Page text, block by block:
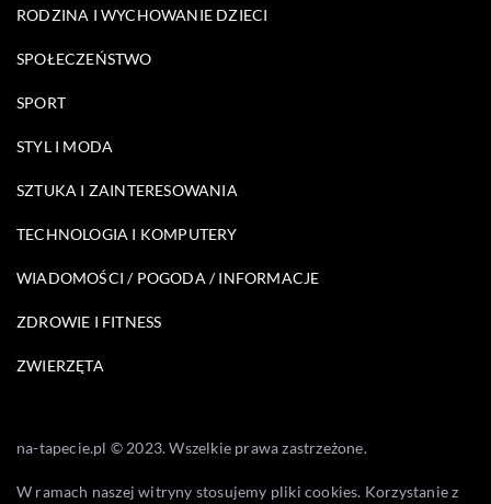
RODZINA I WYCHOWANIE DZIECI
SPOŁECZEŃSTWO
SPORT
STYL I MODA
SZTUKA I ZAINTERESOWANIA
TECHNOLOGIA I KOMPUTERY
WIADOMOŚCI / POGODA / INFORMACJE
ZDROWIE I FITNESS
ZWIERZĘTA
na-tapecie.pl © 2023. Wszelkie prawa zastrzeżone.
W ramach naszej witryny stosujemy pliki cookies. Korzystanie z